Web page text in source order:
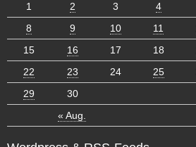
« Aug.
1 2 3 4
8
9 10 11
15
16 17 18
22
23 24 25
29
30